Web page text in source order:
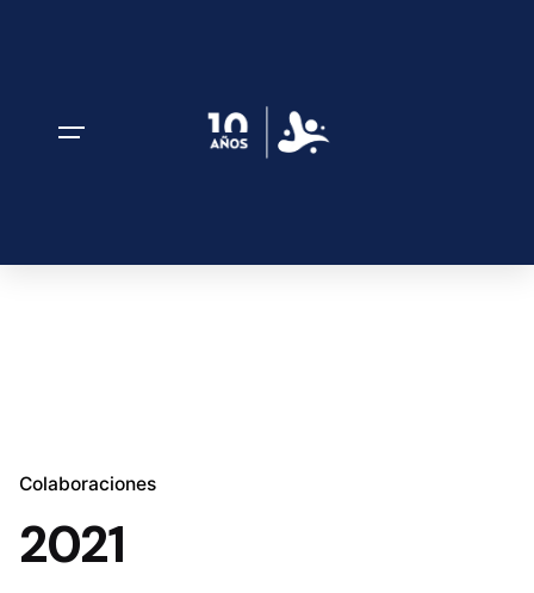
Colaboraciones
2021